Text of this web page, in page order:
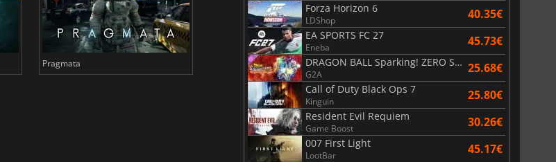
Pragmata Total War WARHAMMER 3 Lies Of P
Forza Horizon 6
LDShop 40.35€
EA SPORTS FC 27
Eneba 45.73€
DRAGON BALL Sparking! ZERO Super Limit Breaking NEO
G2A 25.68€
Call of Duty Black Ops 7
Kinguin 25.80€
Resident Evil Requiem
Game Boost 30.26€
007 First Light
LootBar 45.17€